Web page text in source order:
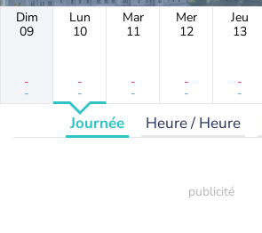
Dim
09
-
-
Lun
10
-
-
Mar
11
-
-
Mer
12
-
-
Jeu
13
-
-
Journée Heure / Heure